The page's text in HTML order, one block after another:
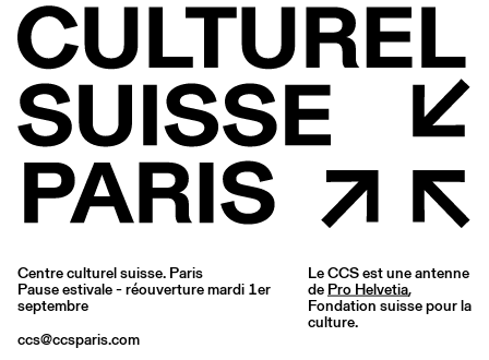
Centre culturel suisse. Paris
Pause estivale - réouverture mardi 1er
septembre
ccs@ccsparis.com
Le CCS est une antenne
de Pro Helvetia,
Fondation suisse pour la
culture.